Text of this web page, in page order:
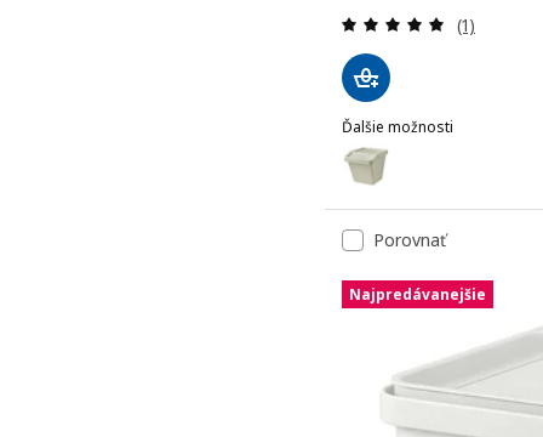
Prehľad:
(1)
Ďalšie možnosti
SORTERA
Voliteľné: SORTERA,
Porovnať
Najpredávanejšie